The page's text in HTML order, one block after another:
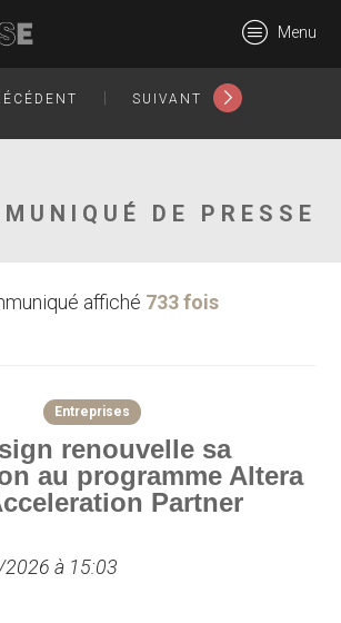
Menu
SUIVANT
DE PRESSE
affiché 733 fois
Entreprises
renouvelle sa
au programme Altera
Partner
à 15:03